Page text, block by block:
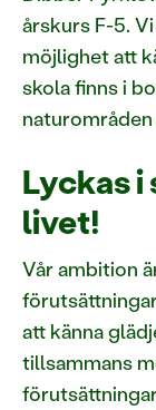
årskurs F-5.
möjlighet att
skola finns i
Lyckas i
livet!
Vår ambition
att känna
tillsammans